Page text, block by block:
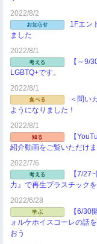
2022/8/2
1Fエン
ました
2022/8/1
【～9/
LGBTQ+です。
2022/8/1
＜問い
ようになりました！
2022/8/1
【
紹介動画をご覧いただけま
2022/7/6
【7/
力』で再生プラスチックを
2022/6/28
【6/
ォルケホイスコーレの話
おう